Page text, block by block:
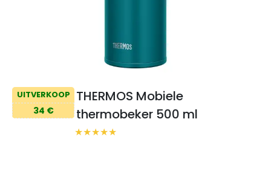
UITVERKOOP
34 €
THERMOS Mobiele
thermobeker 500 ml